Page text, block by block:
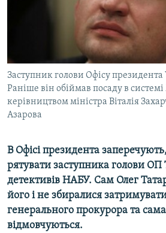
РУС
УКР
КТАТ
Усі сайти RFE/RL
Заступник голови Офісу президента
Раніше він обіймав посаду в
керівництвом міністра Віталія
Азарова
В Офісі президента
рятувати заступника голови ОП
детективів НАБУ. Сам Олег
його і не збиралися
генерального прокурора та
відмовчуються.